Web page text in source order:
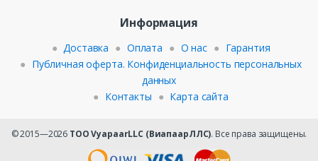
Информация
Доставка Оплата О нас
Гарантия
Публичная оферта. Конфиденциальность персональных
данных
Контакты
Карта сайта
© 2015—2026 ТОО VyapaarLLC (ВиапаарЛЛС). Все права защищены.